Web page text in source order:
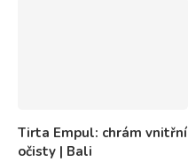
Tirta Empul: chrám vnitřní
očisty | Bali